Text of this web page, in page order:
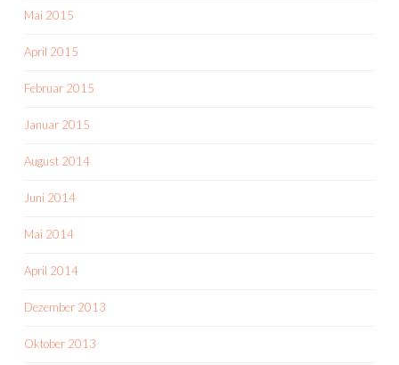
Mai 2015
April 2015
Februar 2015
Januar 2015
August 2014
Juni 2014
Mai 2014
April 2014
Dezember 2013
Oktober 2013